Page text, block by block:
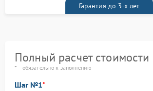
Гарантия до 3-х лет
Полный расчет стоимости
* – обязательно к заполнению
Шаг №1